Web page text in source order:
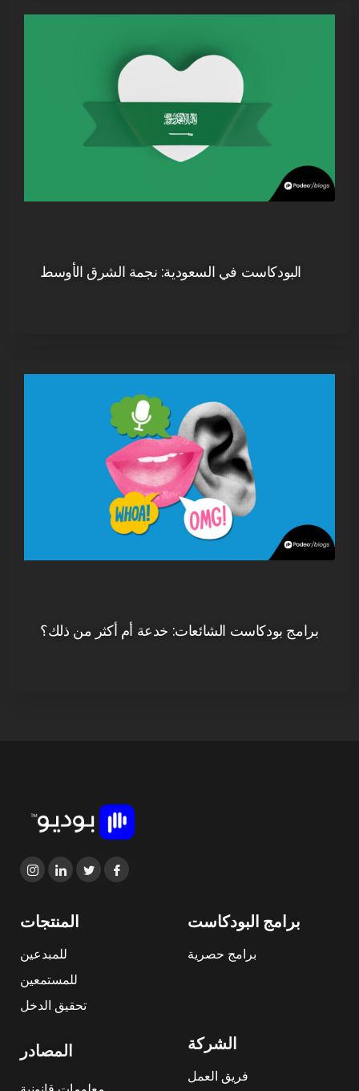
البودكاست في السعودية: نجمة الشرق الأوسط
برامج بودكاست الشائعات: خدعة أم أكثر من ذلك؟
المنتجات
للمبدعين
للمستمعين
تحقيق الدخل
برامج البودكاست
برامج حصرية
المصادر الشركة
فريق العمل